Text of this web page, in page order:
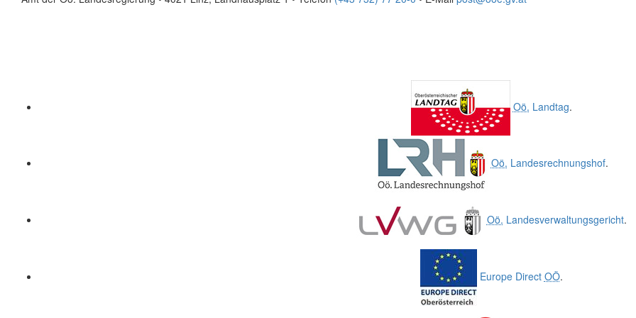
Oö. Landtag.
Oö. Landesrechnungshof.
Oö. Landesverwaltungsgericht.
Europe Direct OÖ.